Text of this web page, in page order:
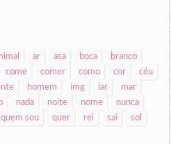
ar asa boca
branco
come comer como cor
céu
homem img lar
mar
nada noite nome
nunca
quem sou quer rei sai
sol